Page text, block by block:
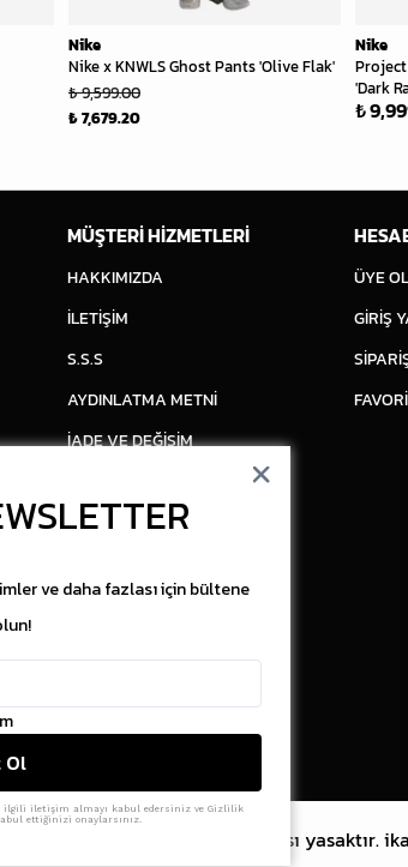
Nike
Nike x KNWLS Ghost Pants 'Olive Flak'
₺ 9,599.00
₺ 7,679.20
Nike
Project
'Dark
₺
MÜŞTERİ HİZMETLERİ
HAKKIMIZDA
İLETİŞİM
S.S.S
AYDINLATMA METNİ
İADE VE DEĞİŞİM
ÜYE OL
GİRİŞ
İçeriklerin izinsiz kopyalanması yasaktır.
ve daha fazlası için bültene
Ol
ilgili iletişim almayı kabul edersiniz ve Gizlilik
ettiğinizi onaylarsınız.